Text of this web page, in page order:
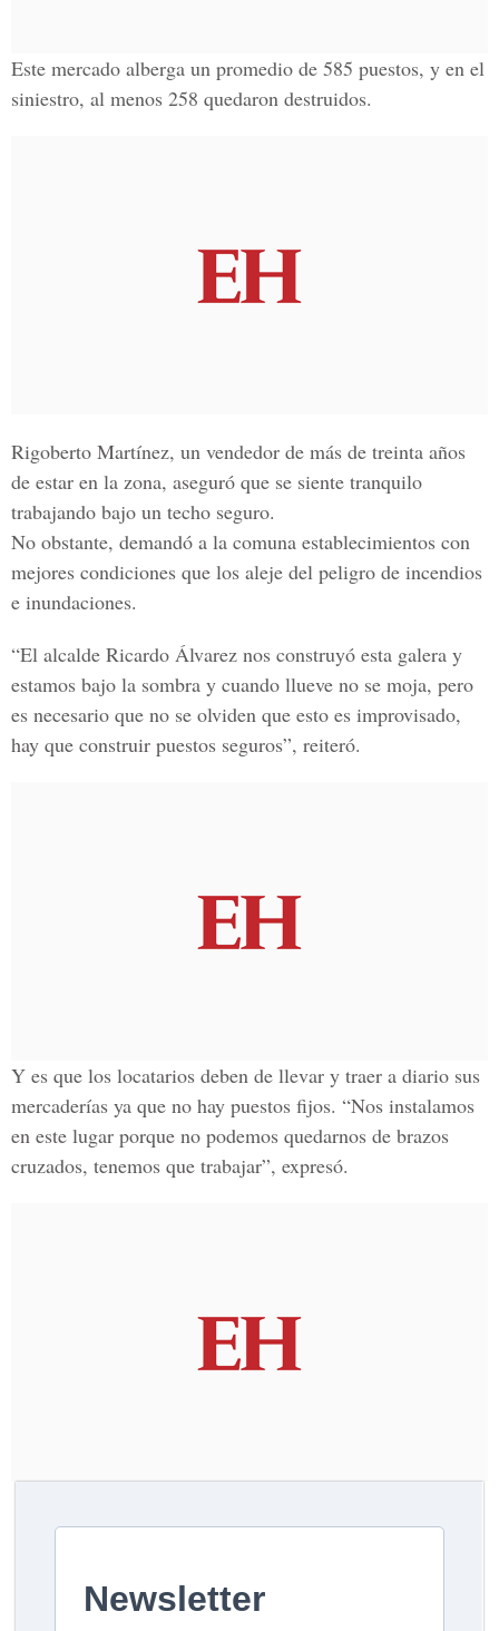
Este mercado alberga un promedio de 585 puestos, y en el
siniestro, al menos 258 quedaron destruidos.
Rigoberto Martínez, un vendedor de más de treinta años
de estar en la zona, aseguró que se siente tranquilo
trabajando bajo un techo seguro.
No obstante, demandó a la comuna establecimientos con
mejores condiciones que los aleje del peligro de incendios
e inundaciones.
“El alcalde Ricardo Álvarez nos construyó esta galera y
estamos bajo la sombra y cuando llueve no se moja, pero
es necesario que no se olviden que esto es improvisado,
hay que construir puestos seguros”, reiteró.
Y es que los locatarios deben de llevar y traer a diario sus
mercaderías ya que no hay puestos fijos. “Nos instalamos
en este lugar porque no podemos quedarnos de brazos
cruzados, tenemos que trabajar”, expresó.